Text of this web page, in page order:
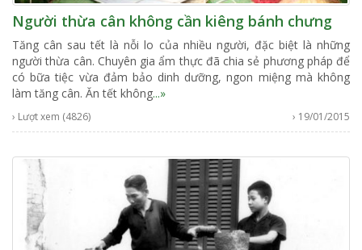
Người thừa cân không cần kiêng bánh chưng
Tăng cân sau tết là nỗi lo của nhiều người, đặc biệt là những
người thừa cân. Chuyên gia ẩm thực đã chia sẻ phương pháp để
có bữa tiệc vừa đảm bảo dinh dưỡng, ngon miệng mà không
làm tăng cân. Ăn tết không...»
› Lượt xem (4826) › 19/01/2015